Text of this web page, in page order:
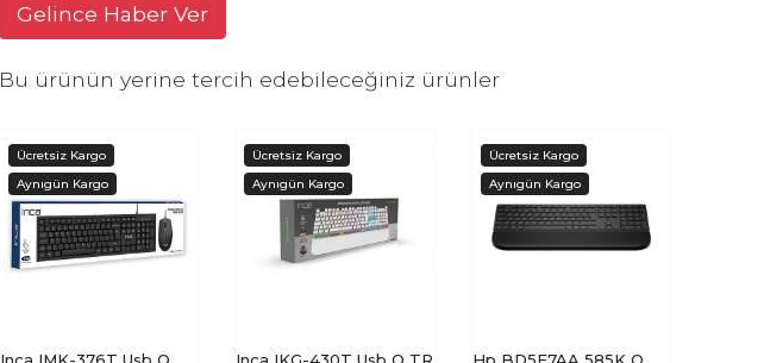
Gelince Haber Ver
Bu ürünün yerine tercih edebileceğiniz ürünler